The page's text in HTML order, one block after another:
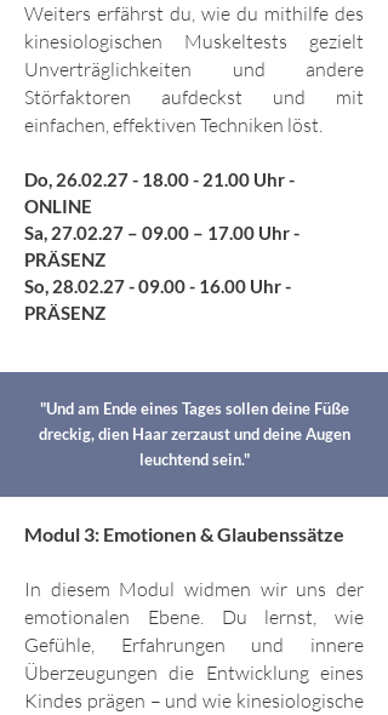
Weiters erfährst du, wie du mithilfe des
kinesiologischen Muskeltests gezielt
Unverträglichkeiten und andere
Störfaktoren aufdeckst und mit
einfachen, effektiven Techniken löst.
Do, 26.02.27 - 18.00 - 21.00 Uhr -
ONLINE
Sa, 27.02.27 – 09.00 – 17.00 Uhr -
PRÄSENZ
So, 28.02.27 - 09.00 - 16.00 Uhr -
PRÄSENZ
"Und am Ende eines Tages sollen deine Füße
dreckig, dien Haar zerzaust und deine Augen
leuchtend sein."
Modul 3: Emotionen & Glaubenssätze
In diesem Modul widmen wir uns der
emotionalen Ebene. Du lernst, wie
Gefühle, Erfahrungen und innere
Überzeugungen die Entwicklung eines
Kindes prägen – und wie kinesiologische